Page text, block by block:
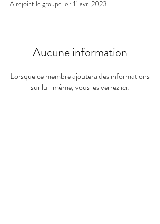
A rejoint le groupe le : 11 avr. 2023
Aucune information
Lorsque ce membre ajoutera des informations
sur lui-même, vous les verrez ici.